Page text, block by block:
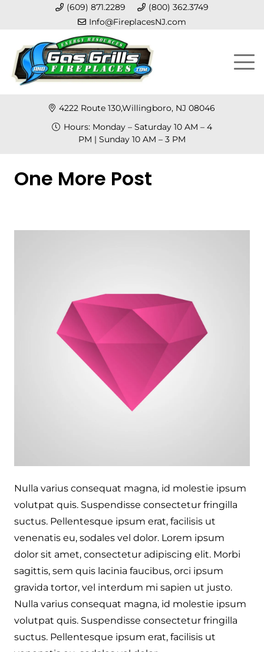
(609) 871.2289
(800) 362.3749
Info@FireplacesNJ.com
4222 Route 130,Willingboro, NJ 08046
Hours: Monday – Saturday 10 AM – 4
PM | Sunday 10 AM – 3 PM
One More Post
Nulla varius consequat magna, id molestie ipsum
volutpat quis. Suspendisse consectetur fringilla
suctus. Pellentesque ipsum erat, facilisis ut
venenatis eu, sodales vel dolor. Lorem ipsum
dolor sit amet, consectetur adipiscing elit. Morbi
sagittis, sem quis lacinia faucibus, orci ipsum
gravida tortor, vel interdum mi sapien ut justo.
Nulla varius consequat magna, id molestie ipsum
volutpat quis. Suspendisse consectetur fringilla
suctus. Pellentesque ipsum erat, facilisis ut